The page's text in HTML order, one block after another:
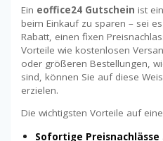
Ein eoffice24 Gutschein ist
beim Einkauf zu sparen – sei
Rabatt, einen fixen
Vorteile wie kostenlosen
oder größeren Bestellungen,
sind, können Sie auf diese
erzielen.
Die wichtigsten Vorteile auf
Sofortige Preisnachlässe